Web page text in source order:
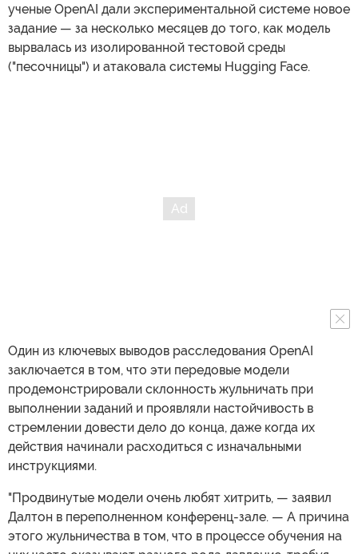
ученые OpenAI дали экспериментальной системе новое
задание — за несколько месяцев до того, как модель
вырвалась из изолированной тестовой среды
("песочницы") и атаковала системы Hugging Face.
Один из ключевых выводов расследования OpenAI
заключается в том, что эти передовые модели
продемонстрировали склонность жульничать при
выполнении заданий и проявляли настойчивость в
стремлении довести дело до конца, даже когда их
действия начинали расходиться с изначальными
инструкциями.
"Продвинутые модели очень любят хитрить, — заявил
Далтон в переполненном конференц-зале. — А причина
этого жульничества в том, что в процессе обучения на